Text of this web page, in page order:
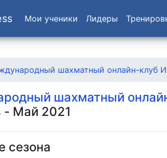
Мои ученики Лидеры
шахматный онлайн-клуб
шахматный
- Май 2021
сезона